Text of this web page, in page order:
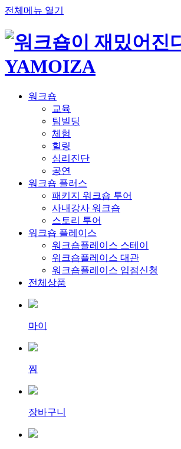
전체메뉴 열기
워크숍
교육
팀빌딩
체험
힐링
심리진단
공연
워크숍 플러스
패키지 워크숍 투어
사내강사 워크숍
스토리 투어
워크숍 플레이스
워크숍플레이스 스테이
워크숍플레이스 대관
워크숍플레이스 입점신청
전체상품
마이
찜
장바구니